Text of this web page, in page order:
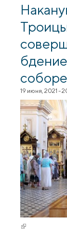
соборе
19 июня, 2021 -
(внешняя